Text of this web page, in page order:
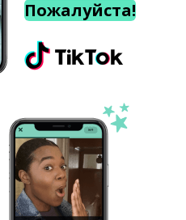
Пожалуйста!